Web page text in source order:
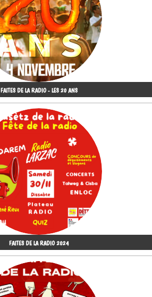
FAITES DE LA RADIO - LES 20 ANS
FAITES DE LA RADIO 2024